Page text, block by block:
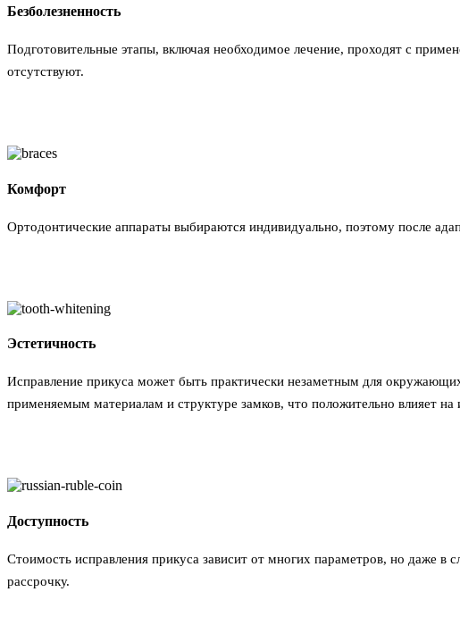
Безболезненность
Подготовительные этапы, включая необходимое лечение, проходят с
отсутствуют.
Комфорт
Ортодонтические аппараты выбираются индивидуально, поэтому после
Эстетичность
Исправление прикуса может быть практически незаметным для
применяемым материалам и структуре замков, что положительно влияет на
Доступность
Стоимость исправления прикуса зависит от многих параметров, но даже
рассрочку.